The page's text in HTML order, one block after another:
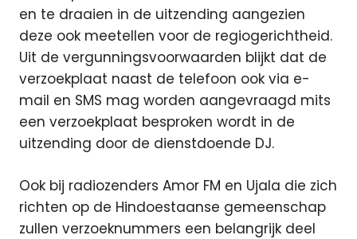
en te draaien in de uitzending aangezien
deze ook meetellen voor de regiogerichtheid.
Uit de vergunningsvoorwaarden blijkt dat de
verzoekplaat naast de telefoon ook via e-
mail en SMS mag worden aangevraagd mits
een verzoekplaat besproken wordt in de
uitzending door de dienstdoende DJ.
Ook bij radiozenders Amor FM en Ujala die zich
richten op de Hindoestaanse gemeenschap
zullen verzoeknummers een belangrijk deel